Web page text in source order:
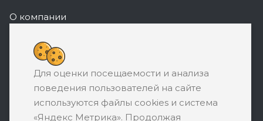
О компании
Реквизиты
8 (800) 550-08-77
ЗАКАЗАТЬ ЗВОНОК
support@ratingbankrotstva.ru
Для оценки посещаемости и анализа
поведения пользователей на сайте
используются файлы cookies и система
«Яндекс Метрика». Продолжая